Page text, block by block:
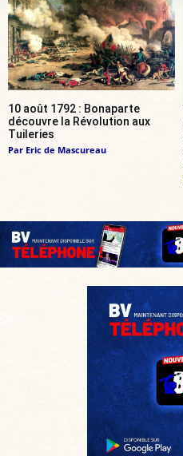
10 août 1792 : Bonaparte
découvre la Révolution aux
Tuileries
Par Eric de Mascureau